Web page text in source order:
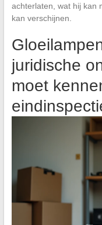
achterlaten, wat hij kan
kan verschijnen.
juridische
moet